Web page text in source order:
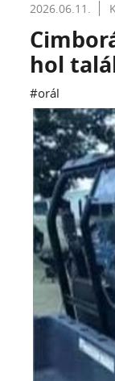
2026.06.11.
hol
#orál